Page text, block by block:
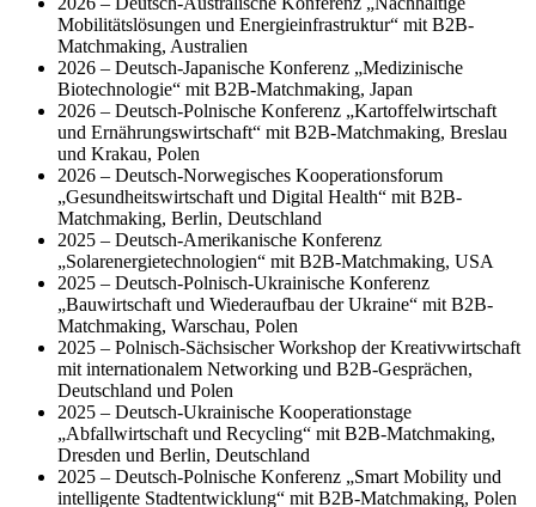
Mobilitätslösungen und Energieinfrastruktur“ mit B2B-
Matchmaking, Australien
2026 – Deutsch-Japanische Konferenz „Medizinische
Biotechnologie“ mit B2B-Matchmaking, Japan
2026 – Deutsch-Polnische Konferenz „Kartoffelwirtschaft
und Ernährungswirtschaft“ mit B2B-Matchmaking, Breslau
und Krakau, Polen
2026 – Deutsch-Norwegisches Kooperationsforum
„Gesundheitswirtschaft und Digital Health“ mit B2B-
Matchmaking, Berlin, Deutschland
2025 – Deutsch-Amerikanische Konferenz
„Solarenergietechnologien“ mit B2B-Matchmaking, USA
2025 – Deutsch-Polnisch-Ukrainische Konferenz
„Bauwirtschaft und Wiederaufbau der Ukraine“ mit B2B-
Matchmaking, Warschau, Polen
2025 – Polnisch-Sächsischer Workshop der Kreativwirtschaft
mit internationalem Networking und B2B-Gesprächen,
Deutschland und Polen
2025 – Deutsch-Ukrainische Kooperationstage
„Abfallwirtschaft und Recycling“ mit B2B-Matchmaking,
Dresden und Berlin, Deutschland
2025 – Deutsch-Polnische Konferenz „Smart Mobility und
intelligente Stadtentwicklung“ mit B2B-Matchmaking, Polen